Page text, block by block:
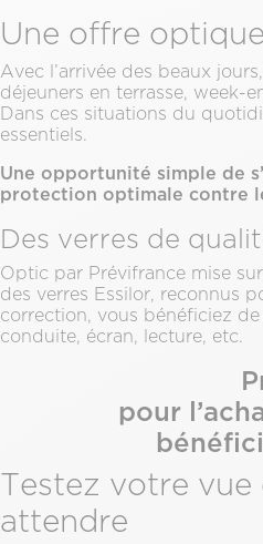
Une offre
Avec l’arrivée des beaux
déjeuners en terrasse, week-
Dans ces situations du
essentiels.
Une opportunité simple de
protection optimale contre
Des verres de
Optic par Prévifrance mise
des verres Essilor, reconnus
correction, vous bénéficiez
conduite, écran, lecture, etc.
pour
Testez votre vue
attendre